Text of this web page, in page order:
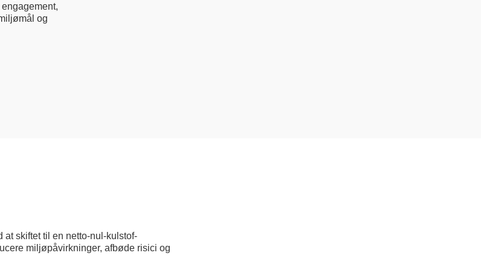
og
skiftet til en netto-nul-kulstof-
miljøpåvirkninger, afbøde risici og